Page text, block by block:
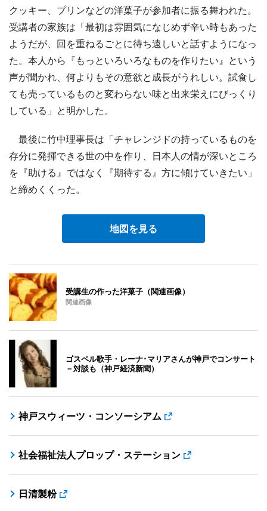
クッキー、プリンなどの洋菓子が参加者に振る舞われた。
受講者の家族は「最初は雰囲気になじめず辛い時もあった
ようだが、回を重ねるごとに待ち遠しいと話すようになっ
た。本人から『もっといろいろなものを作りたい』という
声が聞かれ、何よりもその意欲と成長がうれしい。試食し
ても売っているものと変わらない味と出来栄えにびっくり
している」と明かした。
最後に竹中理事長は「チャレンジドの持っているものを
存分に発揮できる世の中を作り、日本人の情が深いところ
を『助ける』ではなく『期待する』方に傾けていきたい」
と締めくくった。
地図を見る
受講生の作った洋菓子（関連画像）
関連画像
ゴスペル歌手・レーナ･マリアさんが神戸でコンサート
－対談も（神戸経済新聞）
神戸スウィーツ・コンソーシアム
社会福祉法人プロップ・ステーション
日清製粉